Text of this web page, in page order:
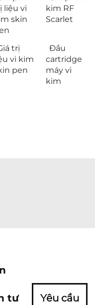
liệu vi
skin
kim RF
Scarlet
trị
vi kim
pen
Đầu
cartridge
máy vi
kim
tư
Yêu cầu